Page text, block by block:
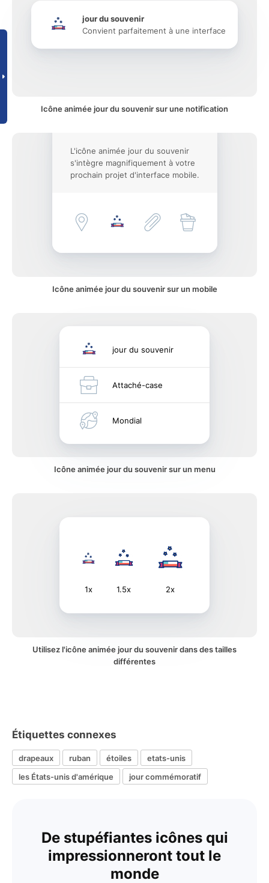
jour du souvenir
Convient parfaitement à une interface
Icône animée jour du souvenir sur une notification
L'icône animée jour du souvenir
s'intègre magnifiquement à votre
prochain projet d'interface mobile.
Icône animée jour du souvenir sur un mobile
jour du souvenir
Attaché-case
Mondial
Icône animée jour du souvenir sur un menu
1x 1.5x 2x
Utilisez l'icône animée jour du souvenir dans des tailles
différentes
Étiquettes connexes
drapeaux ruban étoiles
etats-unis
les États-unis d'amérique
jour commémoratif
De stupéfiantes icônes qui
impressionneront tout le
monde